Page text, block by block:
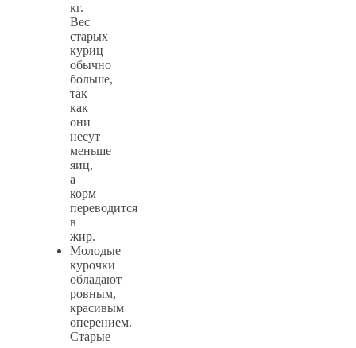
кг.
Вес
старых
куриц
обычно
больше,
так
как
они
несут
меньше
яиц,
а
корм
переводится
в
жир.
Молодые
курочки
обладают
ровным,
красивым
оперением.
Старые